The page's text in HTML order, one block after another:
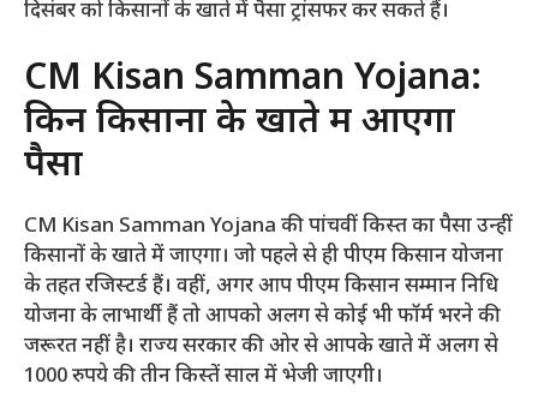
दिसंबर को किसानों के खाते में पैसा ट्रांसफर कर सकते हैं।
CM Kisan Samman Yojana:
किन किसानों के खाते में आएगा
पैसा
CM Kisan Samman Yojana की पांचवीं किस्त का पैसा उन्हीं
किसानों के खाते में जाएगा। जो पहले से ही पीएम किसान योजना
के तहत रजिस्टर्ड हैं। वहीं, अगर आप पीएम किसान सम्मान निधि
योजना के लाभार्थी हैं तो आपको अलग से कोई भी फॉर्म भरने की
जरूरत नहीं है। राज्य सरकार की ओर से आपके खाते में अलग से
1000 रुपये की तीन किस्तें साल में भेजी जाएगी।